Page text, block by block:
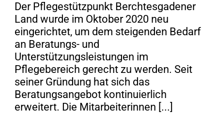
Der Pflegestützpunkt Berchtesgadener
Land wurde im Oktober 2020 neu
eingerichtet, um dem steigenden Bedarf
an Beratungs- und
Unterstützungsleistungen im
Pflegebereich gerecht zu werden. Seit
seiner Gründung hat sich das
Beratungsangebot kontinuierlich
erweitert. Die Mitarbeiterinnen [...]